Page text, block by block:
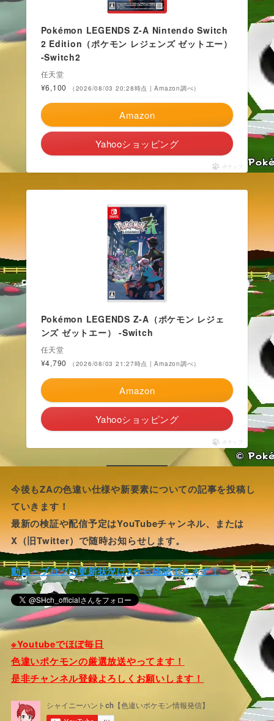
Pokémon LEGENDS Z-A Nintendo Switch
2 Edition（ポケモン レジェンズ ゼットエー）
-Switch2
任天堂
¥6,100
（2026/08/03 20:28時点 | Amazon調べ）
Amazon
Yahooショッピング
ポチップ
Pokémon LEGENDS Z-A（ポケモン レジェ
ンズ ゼットエー） -Switch
任天堂
¥4,790
（2026/08/03 21:27時点 | Amazon調べ）
Amazon
Yahooショッピング
ポチップ
今後もZAの色違い仕様や新要素についての記事を投稿し
ていきます！
最新の検証や配信予定はYouTubeチャンネル、または
X（旧Twitter）で随時お知らせします。
動画・ブログの更新状況はXから確認できます！
※Youtubeでほぼ毎日
色違いポケモンの厳選放送やってます！
是非チャンネル登録よろしくお願いします！